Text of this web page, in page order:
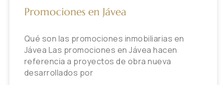
Promociones en Jávea
Qué son las promociones inmobiliarias en
Jávea Las promociones en Jávea hacen
referencia a proyectos de obra nueva
desarrollados por